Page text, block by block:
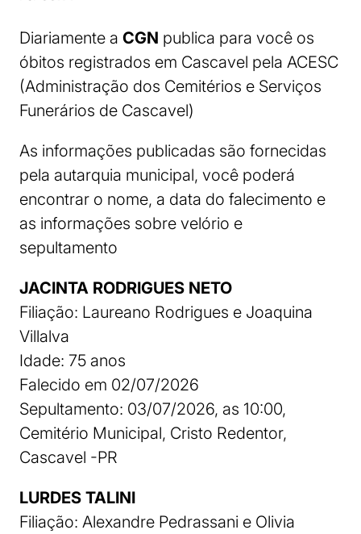
Diariamente a CGN publica para você os
óbitos registrados em Cascavel pela ACESC
(Administração dos Cemitérios e Serviços
Funerários de Cascavel)
As informações publicadas são fornecidas
pela autarquia municipal, você poderá
encontrar o nome, a data do falecimento e
as informações sobre velório e
sepultamento
JACINTA RODRIGUES NETO
Filiação: Laureano Rodrigues e Joaquina
Villalva
Idade: 75 anos
Falecido em 02/07/2026
Sepultamento: 03/07/2026, as 10:00,
Cemitério Municipal, Cristo Redentor,
Cascavel -PR
LURDES TALINI
Filiação: Alexandre Pedrassani e Olivia